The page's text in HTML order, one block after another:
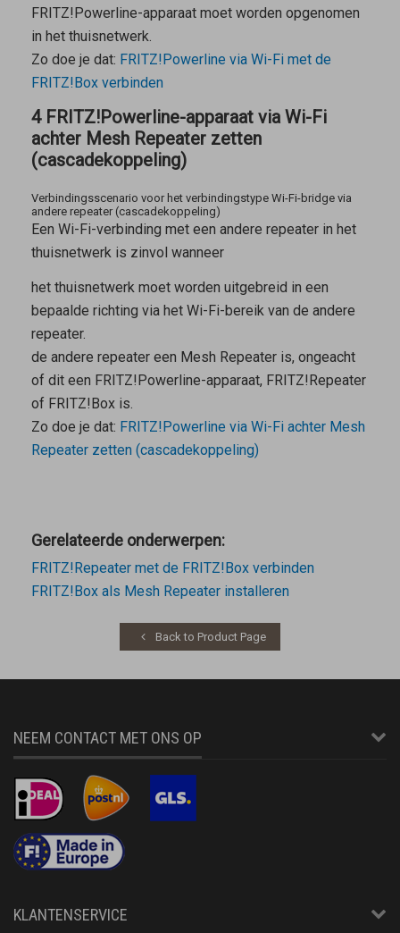
FRITZ!Powerline-apparaat moet worden opgenomen
in het thuisnetwerk.
Zo doe je dat: FRITZ!Powerline via Wi-Fi met de
FRITZ!Box verbinden
4 FRITZ!Powerline-apparaat via Wi-Fi
achter Mesh Repeater zetten
(cascadekoppeling)
Verbindingsscenario voor het verbindingstype Wi-Fi-bridge via
andere repeater (cascadekoppeling)
Een Wi-Fi-verbinding met een andere repeater in het
thuisnetwerk is zinvol wanneer
het thuisnetwerk moet worden uitgebreid in een
bepaalde richting via het Wi-Fi-bereik van de andere
repeater.
de andere repeater een Mesh Repeateris, ongeacht
of dit een FRITZ!Powerline-apparaat, FRITZ!Repeater
of FRITZ!Box is.
Zo doe je dat: FRITZ!Powerline via Wi-Fi achter Mesh
Repeater zetten (cascadekoppeling)
Gerelateerde onderwerpen:
FRITZ!Repeater met de FRITZ!Box verbinden
FRITZ!Box als Mesh Repeater installeren
Back to Product Page
NEEM CONTACT MET ONS OP
KLANTENSERVICE